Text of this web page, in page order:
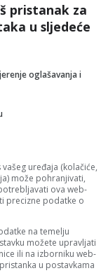
imala je
koje
pristanak za
u sljedeće
oglašavanja i
uređaja (kolačiće,
može pohranjivati,
ova web-
precizne podatke o
na temelju
možete upravljati
ili na izborniku web-
u postavkama